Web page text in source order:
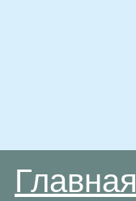
Главная